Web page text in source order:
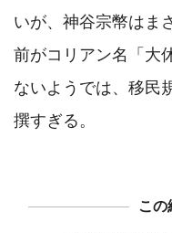
いが、神谷宗幣はま
前がコリアン名「大
ないようでは、移民
撰すぎる。
この